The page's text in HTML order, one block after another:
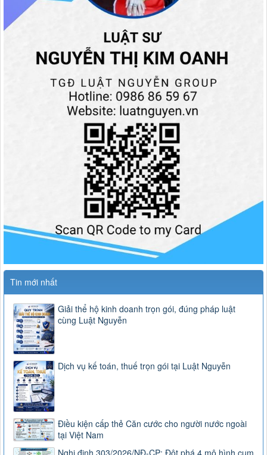
Tin mới nhất
Giải thể hộ kinh doanh trọn gói, đúng pháp luật
cùng Luật Nguyễn
Dịch vụ kế toán, thuế trọn gói tại Luật Nguyễn
Điều kiện cấp thẻ Căn cước cho người nước ngoài
tại Việt Nam